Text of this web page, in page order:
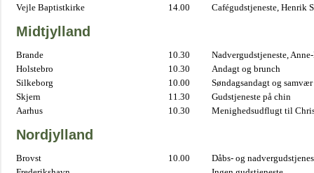
Vejle Baptistkirke
14.00 Cafégudstjeneste, Henrik
Midtjylland
Brande 10.30
Nadvergudstjeneste,
Holstebro
10.30
Andagt og brunch
Silkeborg
10.00
Søndagsandagt og samvær
Skjern
11.30
Gudstjeneste på chin
Aarhus
10.30 Menighedsudflugt til
Nordjylland
Brovst 10.00
Dåbs- og